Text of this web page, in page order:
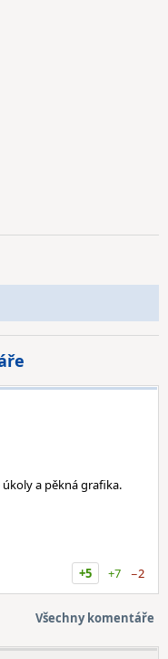
úkoly a pěkná grafika.
+5
+7 −2
Všechny komentáře